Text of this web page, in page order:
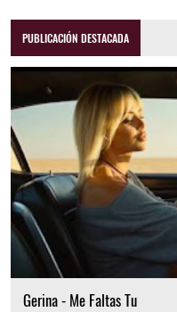
PUBLICACIÓN DESTACADA
Gerina - Me Faltas Tu